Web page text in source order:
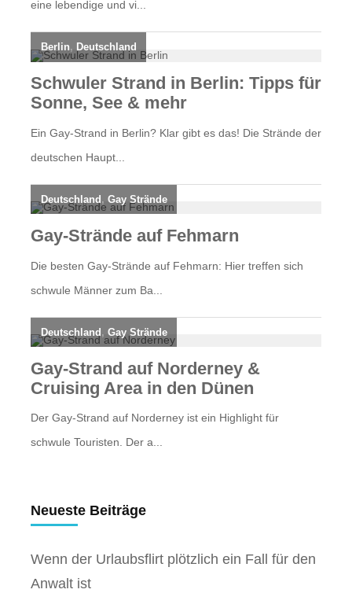
Neueste Beiträge
Wenn der Urlaubsflirt plötzlich ein Fall für den
Anwalt ist